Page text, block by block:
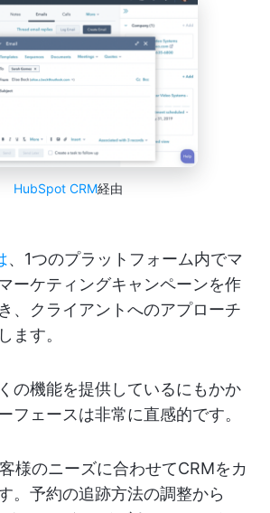
HubSpot CRM経由
、1つのプラットフォーム内でマ
ーケティングキャンペーンを作
、クライアントへのアプローチ
ます。
の機能を提供しているにもかか
フェースは非常に直感的です。
様のニーズに合わせてCRMをカ
。予約の追跡方法の調整から